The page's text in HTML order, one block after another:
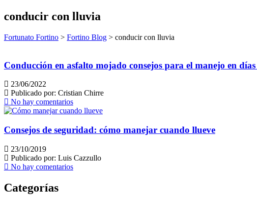
conducir con lluvia
Fortunato Fortino > Fortino Blog > conducir con lluvia
Conducción en asfalto mojado consejos para el manejo en
23/06/2022
Publicado por: Cristian Chirre
No hay comentarios
Consejos de seguridad: cómo manejar cuando llueve
23/10/2019
Publicado por: Luis Cazzullo
No hay comentarios
Categorías